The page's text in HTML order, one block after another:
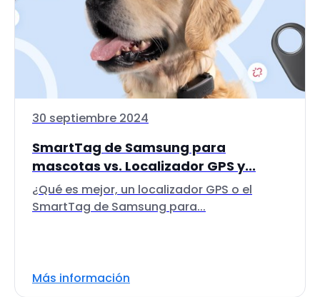
30 septiembre 2024
SmartTag de Samsung para
mascotas vs. Localizador GPS y...
¿Qué es mejor, un localizador GPS o el
SmartTag de Samsung para...
Más información